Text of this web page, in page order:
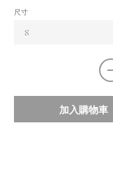
尺寸
加入購物車